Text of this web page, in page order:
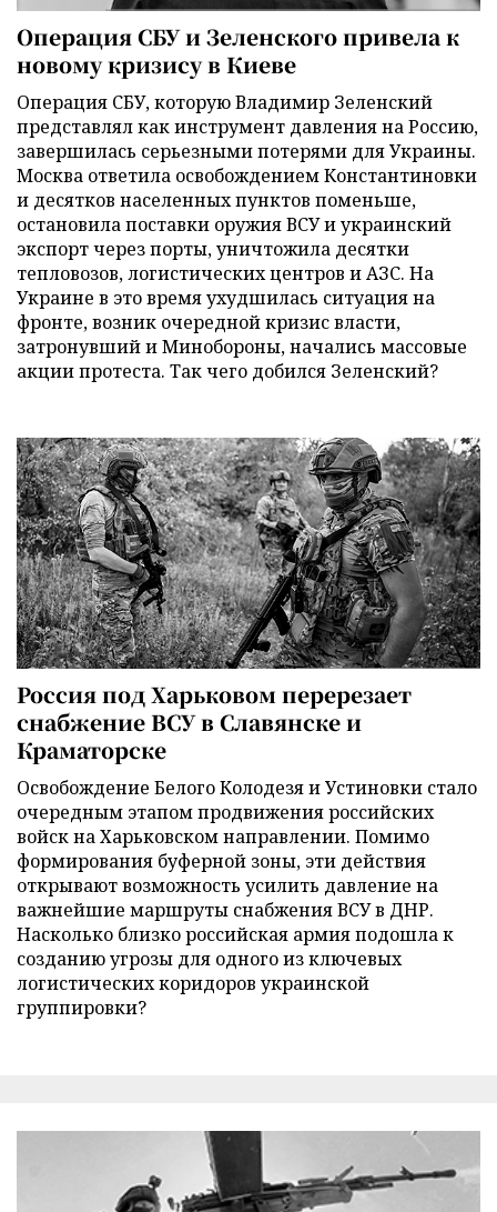
Операция СБУ и Зеленского привела к
новому кризису в Киеве
Операция СБУ, которую Владимир Зеленский
представлял как инструмент давления на Россию,
завершилась серьезными потерями для Украины.
Москва ответила освобождением Константиновки
и десятков населенных пунктов поменьше,
остановила поставки оружия ВСУ и украинский
экспорт через порты, уничтожила десятки
тепловозов, логистических центров и АЗС. На
Украине в это время ухудшилась ситуация на
фронте, возник очередной кризис власти,
затронувший и Минобороны, начались массовые
акции протеста. Так чего добился Зеленский?
Россия под Харьковом перерезает
снабжение ВСУ в Славянске и
Краматорске
Освобождение Белого Колодезя и Устиновки стало
очередным этапом продвижения российских
войск на Харьковском направлении. Помимо
формирования буферной зоны, эти действия
открывают возможность усилить давление на
важнейшие маршруты снабжения ВСУ в ДНР.
Насколько близко российская армия подошла к
созданию угрозы для одного из ключевых
логистических коридоров украинской
группировки?